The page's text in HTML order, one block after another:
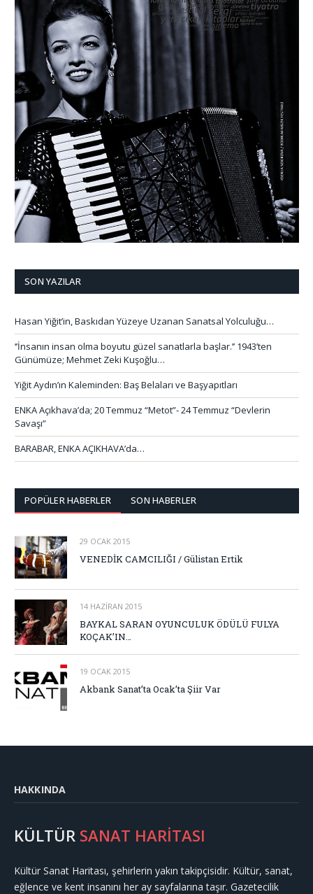
SON YAZILAR
Hasan Yiğit’in, Baskıdan Yüzeye Uzanan Sanatsal Yolculuğu…
‘’İnsanın insan olma boyutu güzel sanatlarla başlar.’’ 1943’ten
Günümüze; Mehmet Zeki Kuşoğlu…
Yiğit Aydın’ın Kaleminden: Baş Belaları ve Başyapıtları
ENKA Açıkhava’da; 20 Temmuz “Metot”- 24 Temmuz “Devlerin
Savaşı”
BARABAR, ENKA AÇIKHAVA’da…
POPÜLER HABERLER SON HABERLER
29 OCAK 2015
VENEDİK CAMCILIĞI / Gülistan Ertik
14 HAZIRAN 2015
BAYKAL SARAN OYUNCULUK ÖDÜLÜ FULYA
KOÇAK’IN…
19 OCAK 2015
Akbank Sanat’ta Ocak’ta Şiir Var
HAKKINDA
KÜLTÜR SANAT HARİTASI
Kültür Sanat Haritası, şehirlerin yakın takipçisidir. Kültür, sanat,
eğlence ve kent insanını her ay sayfalarına taşır. Gazetecilik